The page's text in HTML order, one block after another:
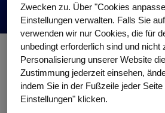
Wissenswertes für
Loggen Sie sich mit DocCheck ein und
folgenden Themen:
Zwecken zu. Über "Cookies
Einstellungen verwalten. Falls Sie
verwenden wir nur Cookies, die für
unbedingt erforderlich sind und nicht
Personalisierung unserer Website
Zustimmung jederzeit einsehen,
indem Sie in der Fußzeile jeder
Einstellungen" klicken.